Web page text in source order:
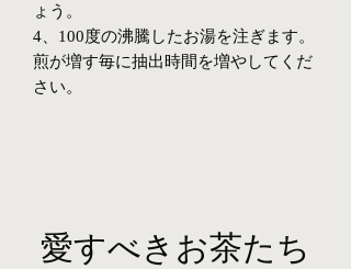
ょう。
4、100度の沸騰したお湯を注ぎます。
煎が増す毎に抽出時間を増やしてくだ
さい。
​愛すべきお茶たち